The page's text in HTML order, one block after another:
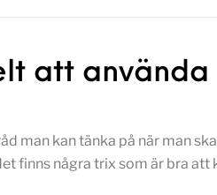
att
man kan tänka på när man
finns några trix som är bra